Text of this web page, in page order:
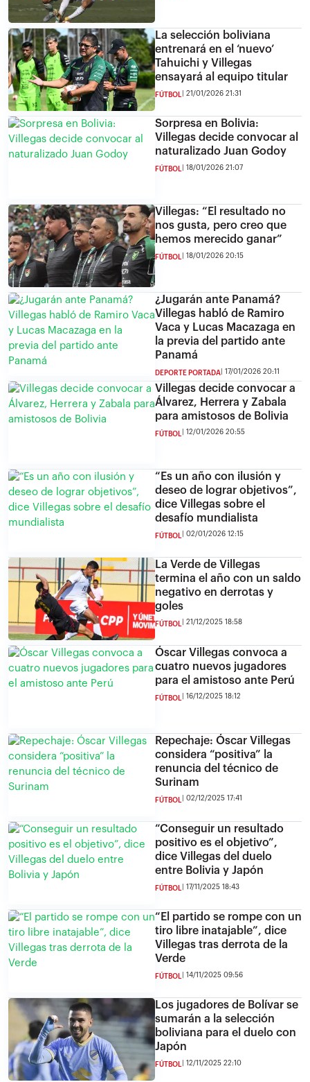
La selección boliviana
entrenará en el ‘nuevo’
Tahuichi y Villegas
ensayará al equipo titular
FÚTBOL 21/01/2026 21:31
Sorpresa en Bolivia:
Villegas decide convocar al
naturalizado Juan Godoy
FÚTBOL 18/01/2026 21:07
Villegas: “El resultado no
nos gusta, pero creo que
hemos merecido ganar”
FÚTBOL 18/01/2026 20:15
¿Jugarán ante Panamá?
Villegas habló de Ramiro
Vaca y Lucas Macazaga en
la previa del partido ante
Panamá
DEPORTE PORTADA 17/01/2026 20:11
Villegas decide convocar a
Álvarez, Herrera y Zabala
para amistosos de Bolivia
FÚTBOL 12/01/2026 20:55
“Es un año con ilusión y
deseo de lograr objetivos”,
dice Villegas sobre el
desafío mundialista
FÚTBOL 02/01/2026 12:15
La Verde de Villegas
termina el año con un saldo
negativo en derrotas y
goles
FÚTBOL 21/12/2025 18:58
Óscar Villegas convoca a
cuatro nuevos jugadores
para el amistoso ante Perú
FÚTBOL 16/12/2025 18:12
Repechaje: Óscar Villegas
considera “positiva” la
renuncia del técnico de
Surinam
FÚTBOL 02/12/2025 17:41
“Conseguir un resultado
positivo es el objetivo”,
dice Villegas del duelo
entre Bolivia y Japón
FÚTBOL 17/11/2025 18:43
“El partido se rompe con un
tiro libre inatajable”, dice
Villegas tras derrota de la
Verde
FÚTBOL 14/11/2025 09:56
Los jugadores de Bolívar se
sumarán a la selección
boliviana para el duelo con
Japón
FÚTBOL 12/11/2025 22:10